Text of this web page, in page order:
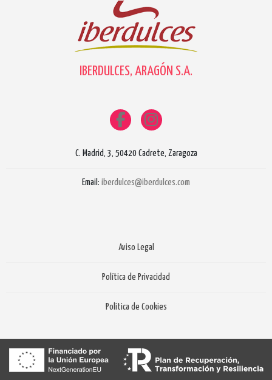
IBERDULCES, ARAGÓN S.A.
C. Madrid, 3, 50420 Cadrete, Zaragoza
Email: iberdulces@iberdulces.com
Aviso Legal
Política de Privacidad
Política de Cookies